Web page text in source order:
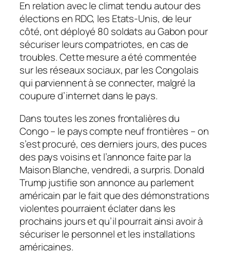
En relation avec le climat tendu autour des
élections en RDC, les Etats-Unis, de leur
côté, ont déployé 80 soldats au Gabon pour
sécuriser leurs compatriotes, en cas de
troubles. Cette mesure a été commentée
sur les réseaux sociaux, par les Congolais
qui parviennent à se connecter, malgré la
coupure d’internet dans le pays.
Dans toutes les zones frontalières du
Congo – le pays compte neuf frontières – on
s’est procuré, ces derniers jours, des puces
des pays voisins et l’annonce faite par la
Maison Blanche, vendredi, a surpris. Donald
Trump justifie son annonce au parlement
américain par le fait que des démonstrations
violentes pourraient éclater dans les
prochains jours et qu’il pourrait ainsi avoir à
sécuriser le personnel et les installations
américaines.